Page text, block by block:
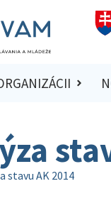
stavu AK 2014